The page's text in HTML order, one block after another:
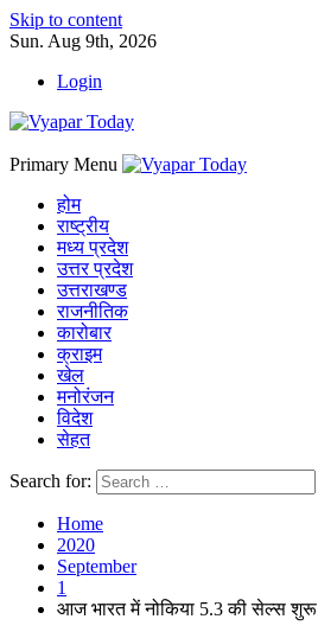
Skip to content
Sun. Aug 9th, 2026
Login
Primary Menu
होम
राष्ट्रीय
मध्य प्रदेश
उत्तर प्रदेश
उत्तराखण्ड
राजनीतिक
कारोबार
क्राइम
खेल
मनोरंजन
विदेश
सेहत
Search for:
Home
2020
September
1
आज भारत में नोकिया 5.3 की सेल्स शुरू